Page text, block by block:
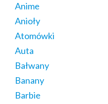
Anime
Anioły
Atomówki
Auta
Bałwany
Banany
Barbie